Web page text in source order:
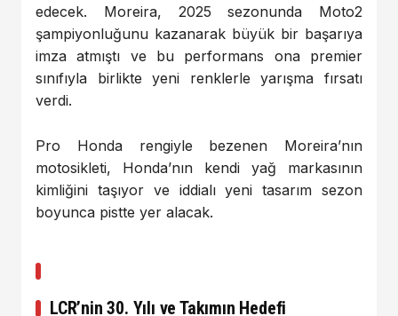
edecek. Moreira, 2025 sezonunda Moto2
şampiyonluğunu kazanarak büyük bir başarıya
imza atmıştı ve bu performans ona premier
sınıfıyla birlikte yeni renklerle yarışma fırsatı
verdi.
Pro Honda rengiyle bezenen Moreira’nın
motosikleti, Honda’nın kendi yağ markasının
kimliğini taşıyor ve iddialı yeni tasarım sezon
boyunca pistte yer alacak.
LCR’nin 30. Yılı ve Takımın Hedefi